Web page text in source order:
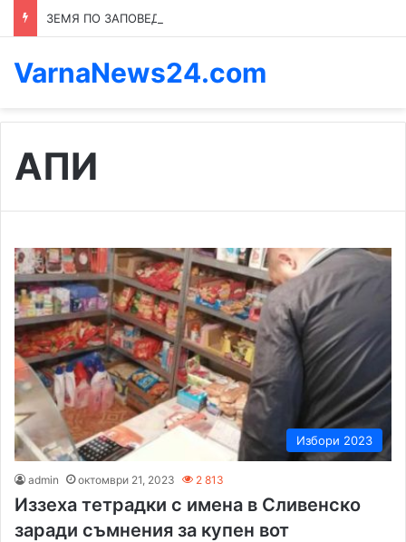
VarnaNews24.com
АПИ
Избори 2023
admin октомври 21, 2023 2 813
Иззеха тетрадки с имена в Сливенско
заради съмнения за купен вот